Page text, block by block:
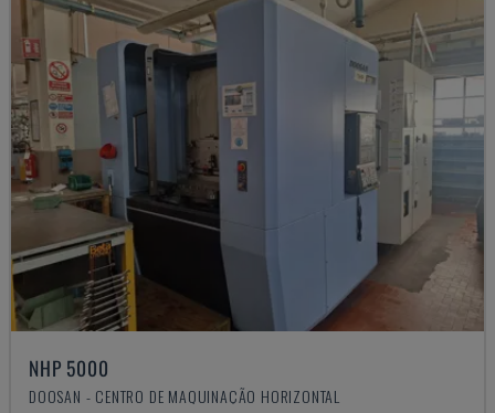
NHP 5000
DOOSAN - CENTRO DE MAQUINAÇÃO HORIZONTAL